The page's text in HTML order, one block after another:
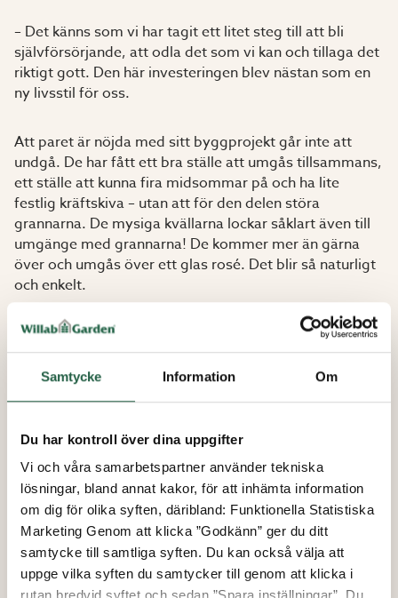
Samtycke Information Om
Du har kontroll över dina uppgifter
Vi och våra samarbetspartner använder tekniska
lösningar, bland annat kakor, för att inhämta information
om dig för olika syften, däribland: Funktionella Statistiska
Marketing Genom att klicka ”Godkänn” ger du ditt
samtycke till samtliga syften. Du kan också välja att
uppge vilka syften du samtycker till genom att klicka i
– Det känns som vi har tagit ett litet steg till att bli
självförsörjande, att odla det som vi kan och tillaga det
riktigt gott. Den här investeringen blev nästan som en
ny livsstil för oss.
Att paret är nöjda med sitt byggprojekt går inte att
undgå. De har fått ett bra ställe att umgås tillsammans,
ett ställe att kunna fira midsommar på och ha lite
festlig kräftskiva – utan att för den delen störa
grannarna. De mysiga kvällarna lockar såklart även till
umgänge med grannarna! De kommer mer än gärna
över och umgås över ett glas rosé. Det blir så naturligt
och enkelt.